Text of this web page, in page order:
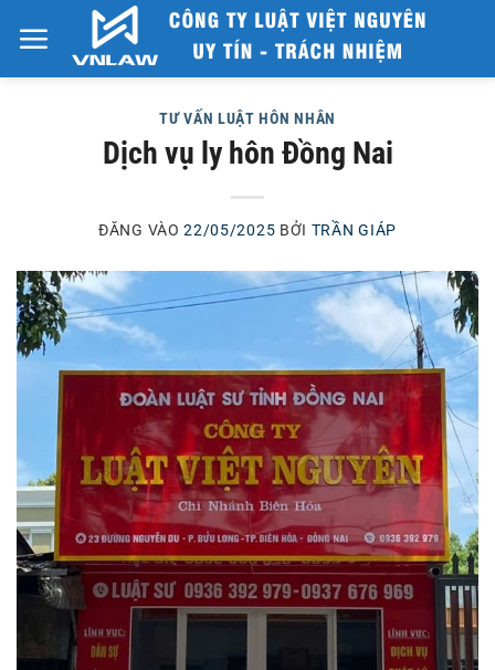
qua
nội
TƯ VẤN LUẬT HÔN NHÂN
Dịch vụ ly hôn Đồng Nai
ĐĂNG VÀO22/05/2025 BỞI TRẦN GIÁP